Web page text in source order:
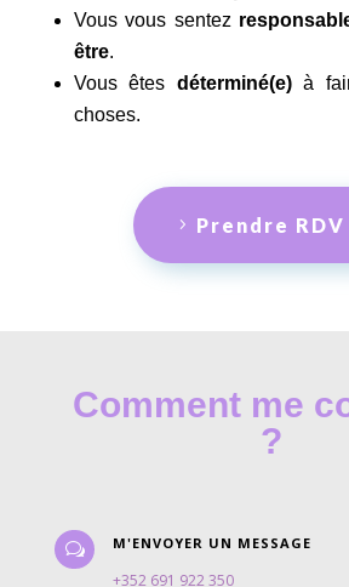
Vous vous sentez
être.
Vous êtes déterminé(e)à
choses.
Prendre RDV
Comment me
?
w M'ENVOYER UN MESSAGE
+352 691 922 350